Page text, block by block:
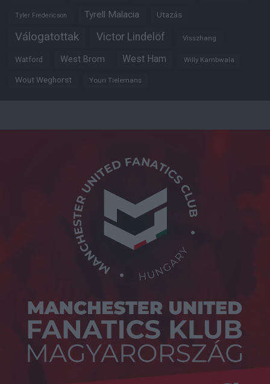
Tyler Fredericson Tyrell Malacia Utazás
Válogatottak Victor Lindelöf Visszhang
Watford West Brom West Ham Willy Kambwala
Wout Weghorst Youri Tielemans